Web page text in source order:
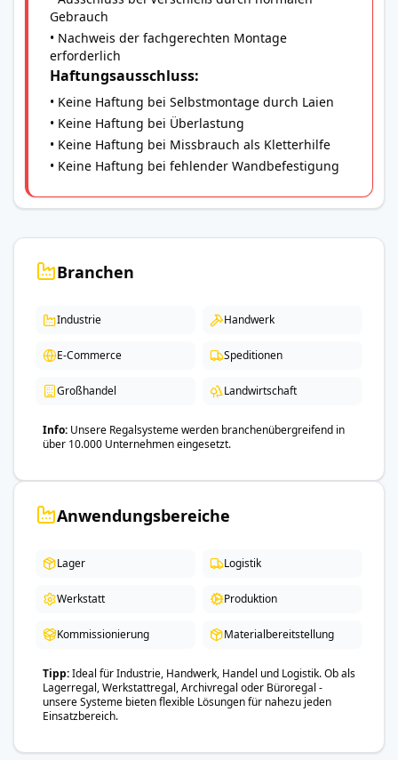
Gebrauch
• Nachweis der fachgerechten Montage
erforderlich
Haftungsausschluss:
• Keine Haftung bei Selbstmontage durch Laien
• Keine Haftung bei Überlastung
• Keine Haftung bei Missbrauch als Kletterhilfe
• Keine Haftung bei fehlender Wandbefestigung
Branchen
Industrie Handwerk
E-Commerce Speditionen
Großhandel Landwirtschaft
Info Unsere Regalsysteme werden branchenübergreifend in
über 10.000 Unternehmen eingesetzt.
Anwendungsbereiche
Lager Logistik
Werkstatt Produktion
Kommissionierung Materialbereitstellung
Tipp Ideal für Industrie, Handwerk, Handel und Logistik. Ob als
Lagerregal, Werkstattregal, Archivregal oder Büroregal -
unsere Systeme bieten flexible Lösungen für nahezu jeden
Einsatzbereich.